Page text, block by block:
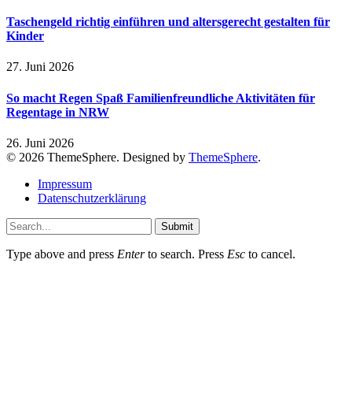
Taschengeld richtig einführen und altersgerecht gestalten für
Kinder
27. Juni 2026
So macht Regen Spaß Familienfreundliche Aktivitäten für
Regentage in NRW
26. Juni 2026
© 2026 ThemeSphere. Designed by ThemeSphere.
Impressum
Datenschutzerklärung
Submit
Type above and press Enterto search. Press Esc to cancel.